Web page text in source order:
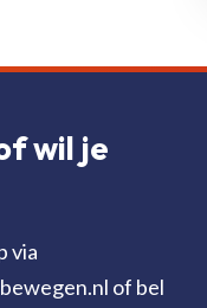
wil je
via
of bel